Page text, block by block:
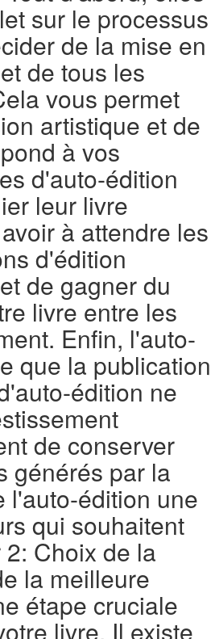
sur le processus
de la mise en
de tous les
vous permet
artistique et de
à vos
d'auto-édition
leur livre
à attendre les
d'édition
de gagner du
livre entre les
Enfin, l'auto-
que la publication
édition ne
de conserver
générés par la
l'auto-édition une
qui souhaitent
Choix de la
la meilleure
étape cruciale
livre. Il existe